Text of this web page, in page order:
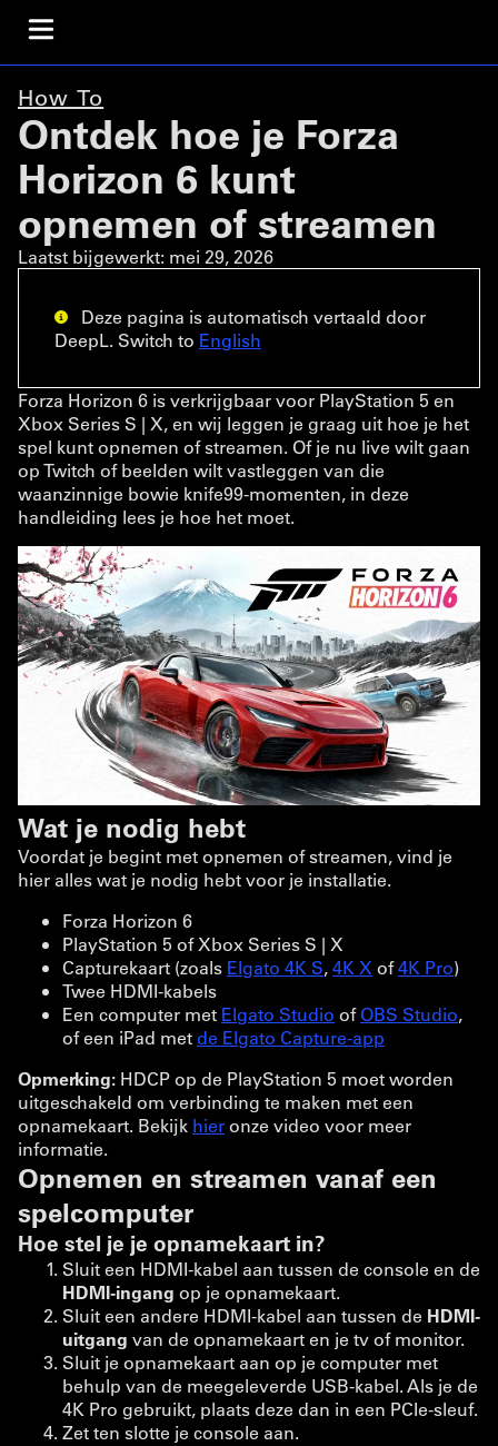
How To
Ontdek hoe je Forza
Horizon 6 kunt
opnemen of streamen
Laatst bijgewerkt: mei 29, 2026
Deze pagina is automatisch vertaald door
DeepL. Switch to English
Forza Horizon 6 is verkrijgbaar voor PlayStation 5 en
Xbox Series S | X, en wij leggen je graag uit hoe je het
spel kunt opnemen of streamen. Of je nu live wilt gaan
op Twitch of beelden wilt vastleggen van die
waanzinnige bowie knife99-momenten, in deze
handleiding lees je hoe het moet.
Wat je nodig hebt
Voordat je begint met opnemen of streamen, vind je
hier alles wat je nodig hebt voor je installatie.
Forza Horizon 6
PlayStation 5 of Xbox Series S | X
Capturekaart (zoals Elgato 4K S,4K X of4K Pro)
Twee HDMI-kabels
Een computer met Elgato Studio ofOBS Studio,
of een iPad metde Elgato Capture-app
Opmerking: HDCP op de PlayStation 5 moet worden
uitgeschakeld om verbinding te maken met een
opnamekaart. Bekijk hieronze video voor meer
informatie.
Opnemen en streamen vanaf een
spelcomputer
Hoe stel je je opnamekaart in?
Sluit een HDMI-kabel aan tussen de console en de
HDMI-ingang op je opnamekaart.
Sluit een andere HDMI-kabel aan tussen de HDMI-
uitgang van de opnamekaart en je tv of monitor.
Sluit je opnamekaart aan op je computer met
behulp van de meegeleverde USB-kabel. Als je de
4K Pro gebruikt, plaats deze dan in een PCIe-sleuf.
Zet ten slotte je console aan.